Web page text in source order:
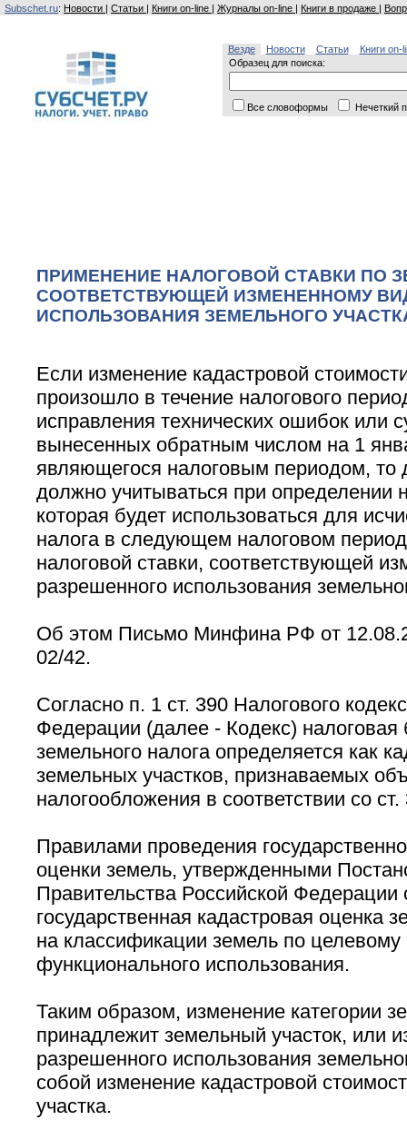
Subschet.ru: Новости | Статьи | Книги on-line | Журналы on-line | Книги в продаже |
Везде Новости Статьи
Книги on-
Образец для поиска:
Все словоформы Нечеткий
ПРИМЕНЕНИЕ НАЛОГОВОЙ СТАВКИ ПО
СООТВЕТСТВУЮЩЕЙ ИЗМЕНЕННОМУ
ИСПОЛЬЗОВАНИЯ ЗЕМЕЛЬНОГО
Если изменение кадастровой
произошло в течение налогового
исправления технических ошибок или
вынесенных обратным числом на 1
являющегося налоговым периодом, то
должно учитываться при определении
которая будет использоваться для
налога в следующем налоговом
налоговой ставки, соответствующей
разрешенного использования
Об этом Письмо Минфина РФ от
02/42.
Согласно п. 1 ст. 390 Налогового
Федерации (далее - Кодекс) налоговая
земельного налога определяется как
земельных участков, признаваемых
налогообложения в соответствии со
Правилами проведения
оценки земель, утвержденными
Правительства Российской Федерации
государственная кадастровая оценка
на классификации земель по
функционального использования.
Таким образом, изменение категории
принадлежит земельный участок, или
разрешенного использования
собой изменение кадастровой
участка.